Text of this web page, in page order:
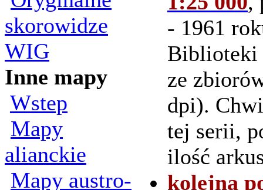
skorowidze
WIG
Inne mapy
Wstep
Mapy
alianckie
Mapy austro-
- 1961
Biblioteki
ze
dpi).
tej serii,
ilość
kolejna